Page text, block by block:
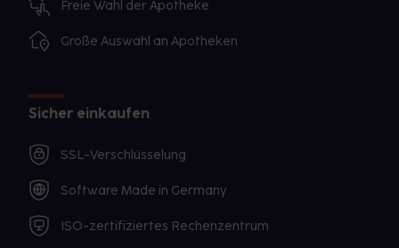
Freie Wahl der Apotheke
Große Auswahl an Apotheken
Sicher einkaufen
SSL-Verschlüsselung
Software Made in Germany
ISO-zertifiziertes Rechenzentrum